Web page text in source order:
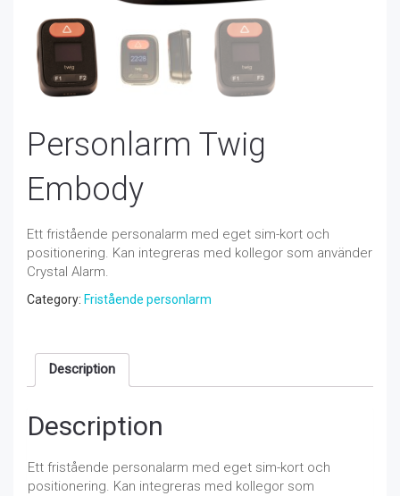
Personlarm Twig
Embody
Ett fristående personalarm med eget sim-kort och
positionering. Kan integreras med kollegor som använder
Crystal Alarm.
Category: Fristående personlarm
Description
Description
Ett fristående personalarm med eget sim-kort och
positionering. Kan integreras med kollegor som